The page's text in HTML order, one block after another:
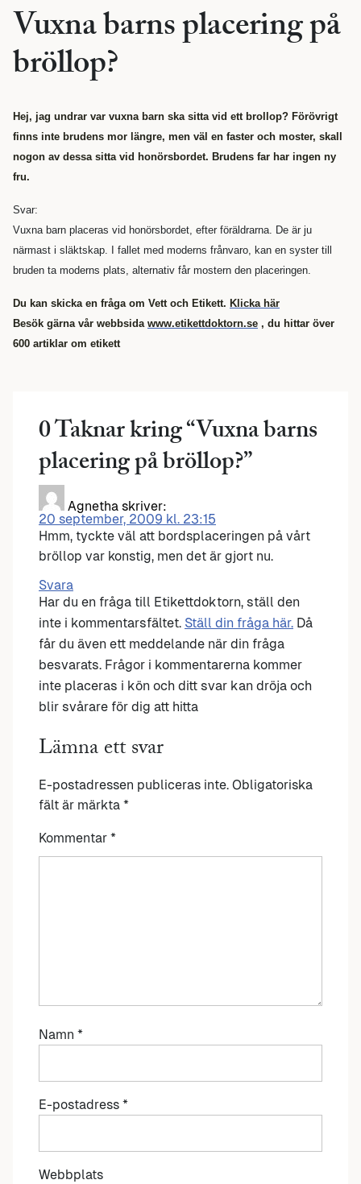
Vuxna barns placering på
bröllop?
Hej, jag undrar var vuxna barn ska sitta vid ett brollop? Förövrigt
finns inte brudens mor längre, men väl en faster och moster, skall
nogon av dessa sitta vid honörsbordet. Brudens far har ingen ny
fru.
Svar:
Vuxna barn placeras vid honörsbordet, efter föräldrarna. De är ju
närmast i släktskap. I fallet med moderns frånvaro, kan en syster till
bruden ta moderns plats, alternativ får mostern den placeringen.
Du kan skicka en fråga om Vett och Etikett. Klicka här
Besök gärna vår webbsida www.etikettdoktorn.se , du hittar över
600 artiklar om etikett
0 Taknar kring “Vuxna barns
placering på bröllop?”
Agnetha skriver:
20 september, 2009 kl. 23:15
Hmm, tyckte väl att bordsplaceringen på vårt
bröllop var konstig, men det är gjort nu.
Svara
Har du en fråga till Etikettdoktorn, ställ den
inte i kommentarsfältet. Ställ din fråga här. Då
får du även ett meddelande när din fråga
besvarats. Frågor i kommentarerna kommer
inte placeras i kön och ditt svar kan dröja och
blir svårare för dig att hitta
Lämna ett svar
E-postadressen publiceras inte. Obligatoriska
fält är märkta *
Kommentar *
Namn *
E-postadress *
Webbplats